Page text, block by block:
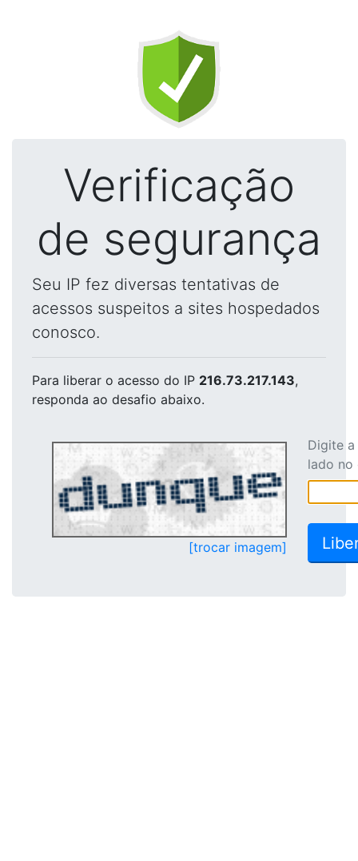
Verificação
de segurança
Seu IP fez diversas tentativas de
acessos suspeitos a sites hospedados
conosco.
Para liberar o acesso do IP 216.73.217.143,
responda ao desafio abaixo.
[trocar imagem]
Digite
lado no